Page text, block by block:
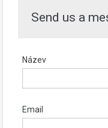
Send us a
Název
Email